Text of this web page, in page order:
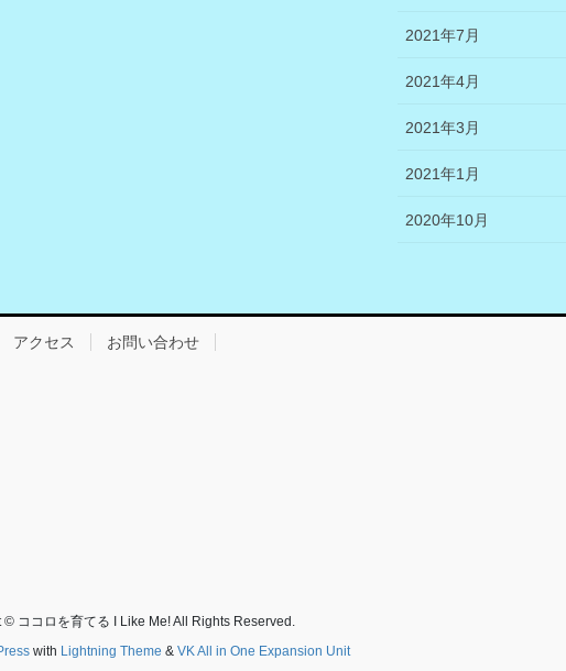
2021年7月
2021年4月
2021年3月
2021年1月
2020年10月
アクセス お問い合わせ
© ココロを育てる I Like Me! All Rights Reserved.
with Lightning Theme & VK All in One Expansion Unit